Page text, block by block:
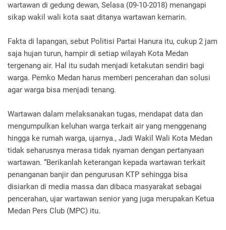
wartawan di gedung dewan, Selasa (09-10-2018) menangapi
sikap wakil wali kota saat ditanya wartawan kemarin.
Fakta di lapangan, sebut Politisi Partai Hanura itu, cukup 2 jam
saja hujan turun, hampir di setiap wilayah Kota Medan
tergenang air. Hal itu sudah menjadi ketakutan sendiri bagi
warga. Pemko Medan harus memberi pencerahan dan solusi
agar warga bisa menjadi tenang.
Wartawan dalam melaksanakan tugas, mendapat data dan
mengumpulkan keluhan warga terkait air yang menggenang
hingga ke rumah warga, ujarnya., Jadi Wakil Wali Kota Medan
tidak seharusnya merasa tidak nyaman dengan pertanyaan
wartawan. “Berikanlah keterangan kepada wartawan terkait
penanganan banjir dan pengurusan KTP sehingga bisa
disiarkan di media massa dan dibaca masyarakat sebagai
pencerahan, ujar wartawan senior yang juga merupakan Ketua
Medan Pers Club (MPC) itu.